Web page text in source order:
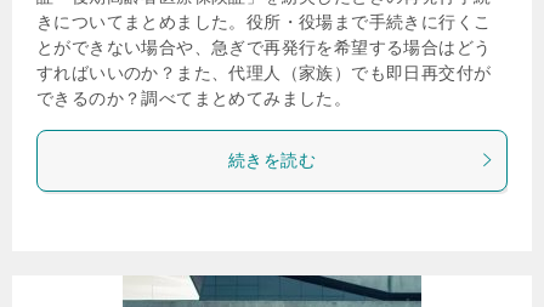
後期高齢者医療保険証の再発行手続き！代理人でも
即日再交付できる？
今回は75歳以上の人が加入する後期高齢者医療制度の保険
すればいいのか？また、代理人（家族）でも即日再交付が